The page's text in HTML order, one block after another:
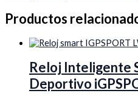
Productos
Reloj Inteligente
Deportivo